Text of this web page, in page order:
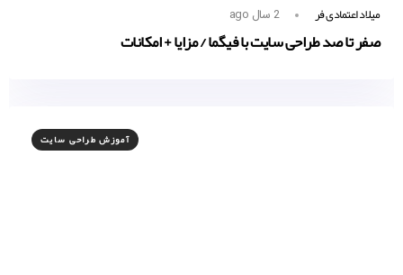
میلاد اعتمادی فر 2 سال ago
صفر تا صد طراحی سایت با فیگما / مزایا + امکانات
آموزش طراحی سایت